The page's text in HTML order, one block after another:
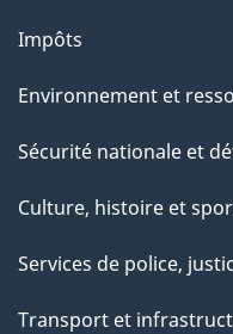
Impôts
Environnement et
Sécurité nationale et
Culture, histoire et
Services de police,
Transport et